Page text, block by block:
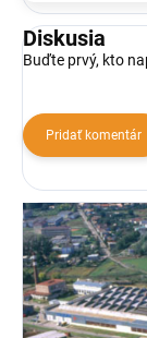
Diskusia
Buďte prvý, kto
Pridať komentár